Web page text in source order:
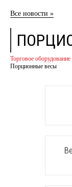
Все новости »
Торговое оборудование
Порционные весы